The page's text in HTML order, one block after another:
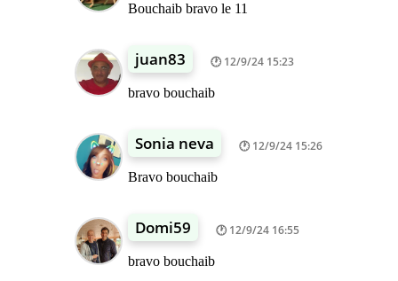
Bouchaib bravo le 11
juan83 12/9/24 15:23
bravo bouchaib
Sonia neva 12/9/24 15:26
Bravo bouchaib
Domi59 12/9/24 16:55
bravo bouchaib